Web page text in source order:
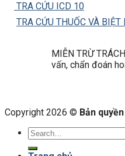
TRA CỨU ICD 10
TRA CỨU THUỐC VÀ BIỆT
MIỄN TRỪ
vấn, chẩn đoán
Copyright 2026 © Bản